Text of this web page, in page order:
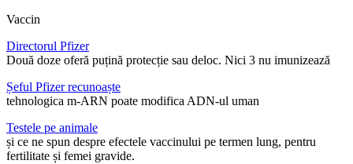
Vaccin
Directorul Pfizer
Două doze oferă puțină protecție sau deloc. Nici 3 nu imunizează
Șeful Pfizer recunoaște
tehnologica m-ARN poate modifica ADN-ul uman
Testele pe animale
și ce ne spun despre efectele vaccinului pe termen lung, pentru
fertilitate și femei gravide.